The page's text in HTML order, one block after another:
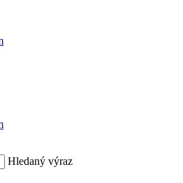
Hledaný výraz